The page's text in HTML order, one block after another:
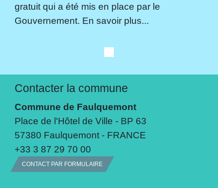
gratuit qui a été mis en place par le
Gouvernement. En savoir plus...
Contacter la commune
Commune de Faulquemont
Place de l'Hôtel de Ville - BP 63
57380 Faulquemont - FRANCE
+33 3 87 29 70 00
CONTACT PAR FORMULAIRE